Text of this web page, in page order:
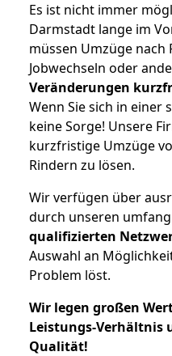
Es ist nicht immer
Darmstadt lange im
müssen Umzüge
Jobwechseln oder
Veränderungen
Wenn Sie sich in einer
keine Sorge! Unsere
kurzfristige Umzüge
Rindern zu lösen.
Wir verfügen über
durch unseren
qualifizierten
Auswahl an
Problem löst.
Wir legen großen
Leistungs-Verhältnis
Qualität!